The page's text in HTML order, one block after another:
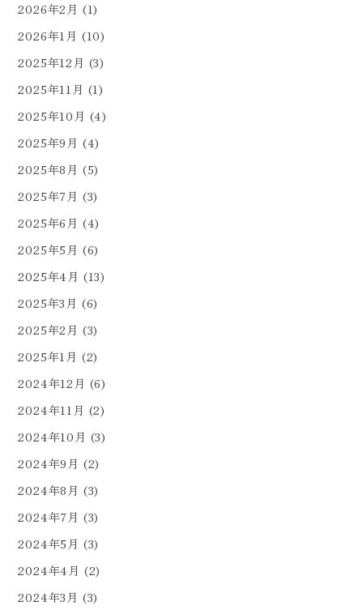
2026年2月 (1)
2026年1月 (10)
2025年12月 (3)
2025年11月 (1)
2025年10月 (4)
2025年9月 (4)
2025年8月 (5)
2025年7月 (3)
2025年6月 (4)
2025年5月 (6)
2025年4月 (13)
2025年3月 (6)
2025年2月 (3)
2025年1月 (2)
2024年12月 (6)
2024年11月 (2)
2024年10月 (3)
2024年9月 (2)
2024年8月 (3)
2024年7月 (3)
2024年5月 (3)
2024年4月 (2)
2024年3月 (3)